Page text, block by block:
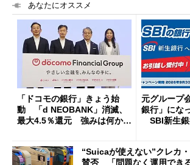
あなたにオススメ
「ドコモの銀行」きょう始
動 「d NEOBANK」消滅、
最大4.5％還元 強みは何か解
元グループ
銀行」にな
SBI新生銀
開催
“Suicaが使えない”クレカ
賛否 「問題なく運用でき